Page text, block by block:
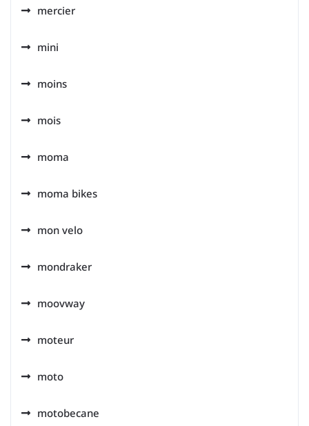
mercier
mini
moins
mois
moma
moma bikes
mon velo
mondraker
moovway
moteur
moto
motobecane